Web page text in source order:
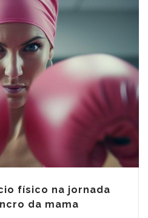
físico na jornada
da mama